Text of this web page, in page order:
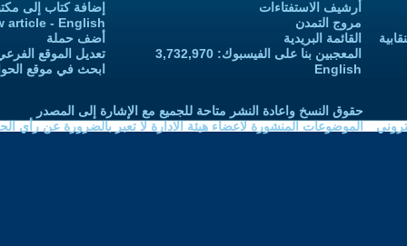
Add new article - English
تعديل الموقع الفرعي للكاتب-ة
ابحث في موقع الحوار المتمدن
متاحة للجميع مع الإشارة إلى المصدر
هيئة الادارة لا تعبر بالضرورة عن رأي الحوار المتمدن